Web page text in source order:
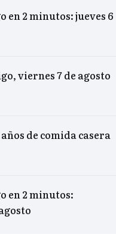
en 2 minutos: jueves 6
viernes 7 de agosto
de comida casera
en 2 minutos: